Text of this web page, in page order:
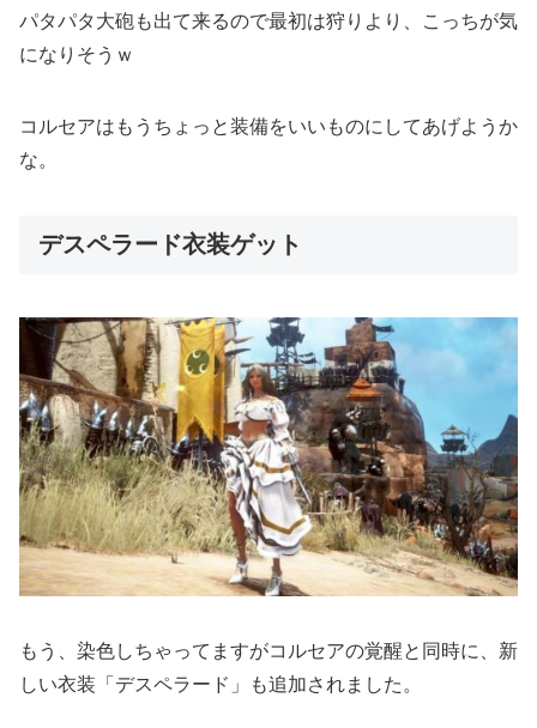
パタパタ大砲も出て来るので最初は狩りより、こっちが気
になりそうｗ
コルセアはもうちょっと装備をいいものにしてあげようか
な。
デスペラード衣装ゲット
もう、染色しちゃってますがコルセアの覚醒と同時に、新
しい衣装「デスペラード」も追加されました。